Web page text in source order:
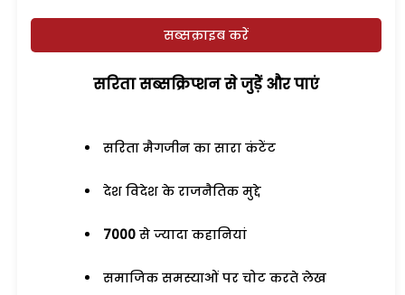
सब्सक्राइब करें
सरिता सब्सक्रिप्शन से जुड़ेें और पाएं
सरिता मैगजीन का सारा कंटेंट
देश विदेश के राजनैतिक मुद्दे
7000 से ज्यादा कहानियां
समाजिक समस्याओं पर चोट करते लेख